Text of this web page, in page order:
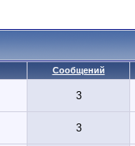
Сообщений
3
3